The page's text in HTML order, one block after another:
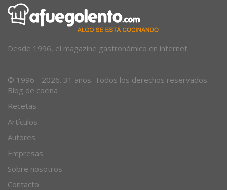
Blog de cocina
Recetas
Artículos
Autores
Empresas